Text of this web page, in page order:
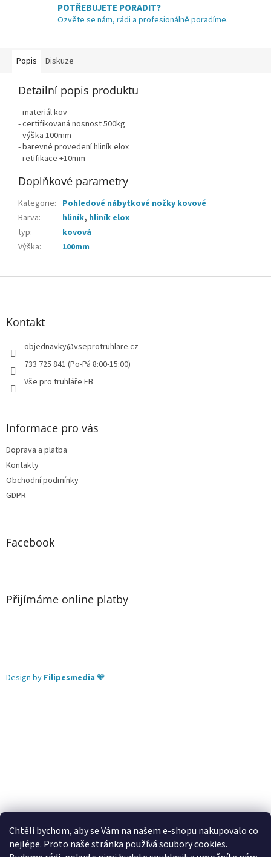
Chtěli bychom, aby se Vám na našem e-shopu nakupovalo co
nejlépe. Proto naše stránka používá soubory cookies.
POTŘEBUJETE PORADIT?
Ozvěte se nám, rádi a profesionálně poradíme.
Popis Diskuze
Detailní popis produktu
- materiál kov
- certifikovaná nosnost 500kg
- výška 100mm
- barevné provedení hliník elox
- retifikace +10mm
Doplňkové parametry
Kategorie: Pohledové nábytkové nožky kovové
Barva: hliník, hliník elox
typ:
kovová
Výška: 100mm
Z
Kontakt
objednavky@vseprotruhlare.cz
733 725 841 (Po-Pá 8:00-15:00)
Vše pro truhláře FB
Informace pro vás
Doprava a platba
Kontakty
Obchodní podmínky
GDPR
Facebook
Přijímáme online platby
Design by Filipesmedia 🧡
Lekva nábytek ubytování pod Pálavou kování Tulip